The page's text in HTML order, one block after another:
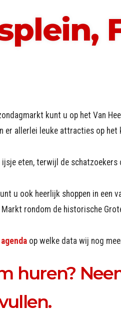
kunt u op het Van
er allerlei leuke attracties op het
ijsje eten, terwijl de
u ook heerlijk shoppen in een
Markt rondom de historische
agenda op welke data wij nog
huren?